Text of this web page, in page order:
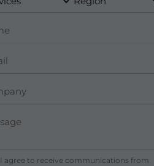
I agree to receive communications from